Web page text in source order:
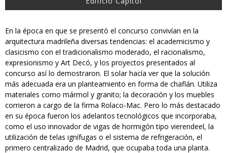
En la época en que se presentó el concurso convivían en la
arquitectura madrileña diversas tendencias: el academicismo y
clasicismo con el tradicionalismo moderado, el racionalismo,
expresionismo y Art Decó, y los proyectos presentados al
concurso así lo demostraron. El solar hacía ver que la solución
más adecuada era un planteamiento en forma de chaflán. Utiliza
materiales como mármol y granito; la decoración y los muebles
corrieron a cargo de la firma Rolaco-Mac. Pero lo más destacado
en su época fueron los adelantos tecnológicos que incorporaba,
como el uso innovador de vigas de hormigón tipo vierendeel, la
utilización de telas ignífugas o el sistema de refrigeración, el
primero centralizado de Madrid, que ocupaba toda una planta.